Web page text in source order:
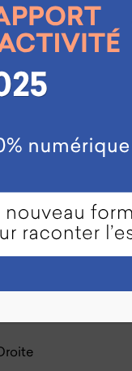
Sgipa
adultes avec
par un
employée en